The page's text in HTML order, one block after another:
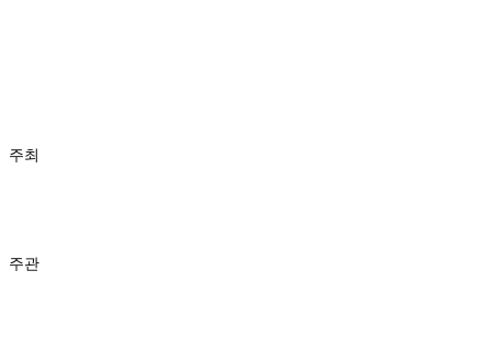
주최
주관